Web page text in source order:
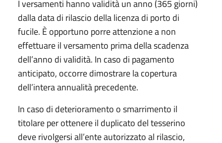
I versamenti hanno validità un anno (365 giorni)
dalla data di rilascio della licenza di porto di
fucile. È opportuno porre attenzione a non
effettuare il versamento prima della scadenza
dell’anno di validità. In caso di pagamento
anticipato, occorre dimostrare la copertura
dell’intera annualità precedente.
In caso di deterioramento o smarrimento il
titolare per ottenere il duplicato del tesserino
deve rivolgersi all’ente autorizzato al rilascio,